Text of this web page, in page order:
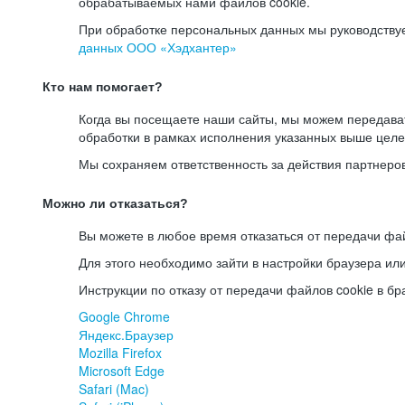
При обработке персональных данных мы
данных ООО «Хэдхантер»
Кто нам помогает?
Когда вы посещаете наши сайты, мы можем
обработки в рамках исполнения указанных выше
Мы сохраняем ответственность за действия
Можно ли отказаться?
Вы можете в любое время отказаться от передачи
Для этого необходимо зайти в настройки браузера
Инструкции по отказу от передачи файлов cookie в
Google Chrome
Яндекс.Браузер
Mozilla Firefox
Microsoft Edge
Safari (Mac)